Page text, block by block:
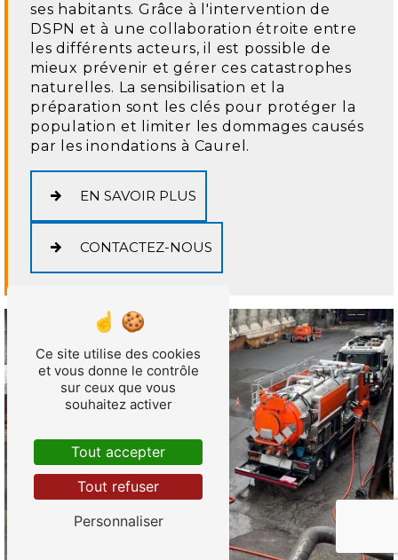
ses habitants. Grâce à l'intervention de
DSPN et à une collaboration étroite entre
les différents acteurs, il est possible de
mieux prévenir et gérer ces catastrophes
naturelles. La sensibilisation et la
préparation sont les clés pour protéger la
population et limiter les dommages causés
par les inondations à Caurel.
EN SAVOIR PLUS
CONTACTEZ-NOUS
Ce site utilise des cookies
et vous donne le contrôle
sur ceux que vous
souhaitez activer
Tout accepter
Tout refuser
Personnaliser